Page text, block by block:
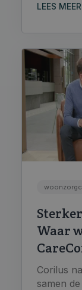
LEES MEER
Waar
Corilus
samen